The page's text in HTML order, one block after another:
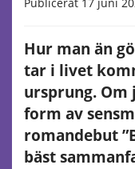
Publicerat 17 juni
Hur man än
tar i livet
ursprung. Om
form av
romandebut
bäst